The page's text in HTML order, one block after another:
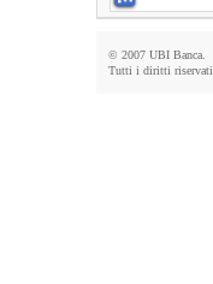
© 2007 UBI Banca.
Tutti i diritti riservati